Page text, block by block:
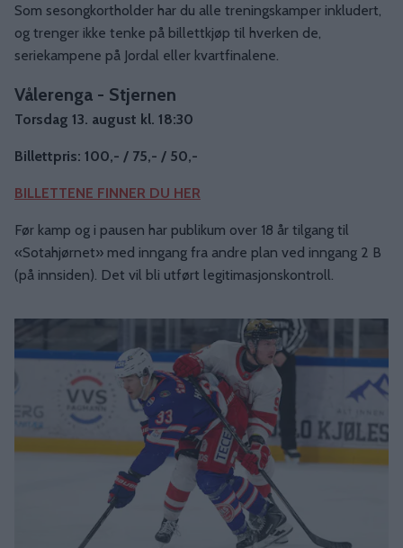
Som sesongkortholder har du alle treningskamper inkludert,
og trenger ikke tenke på billettkjøp til hverken de,
seriekampene på Jordal eller kvartfinalene.
Vålerenga - Stjernen
Torsdag 13. august kl. 18:30
Billettpris: 100,- / 75,- / 50,-
BILLETTENE FINNER DU HER
Før kamp og i pausen har publikum over 18 år tilgang til
«Sotahjørnet» med inngang fra andre plan ved inngang 2 B
(på innsiden). Det vil bli utført legitimasjonskontroll.